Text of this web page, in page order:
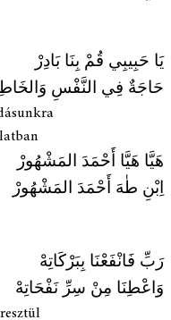
يَا حَبِيبِي قُمْ بِنَا بَادِرْ
حَاجَةٌ فِي النَّفْسِ
هَيَّا هَيَّا أَحْمَدَ المَشْهُورْ
اِبْنِ طٰهَ أَحْمَدَ المَشْهُورْ
رَبِّ فَانْفَعْنَا بِبَرْكَاتِهْ
وَاعْطِنَا مِنْ سِرِّ نَفْحَاتِهْ